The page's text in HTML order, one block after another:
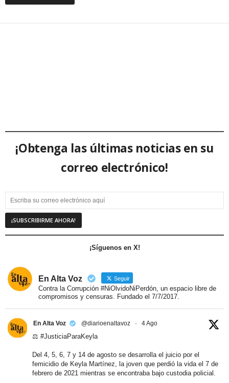
¡Obtenga las últimas noticias en su
correo electrónico!
¡Síguenos en X!
En Alta Voz Seguir
Contra la Corrupción #NiOlvidoNiPerdón, un espacio libre de
compromisos y censuras. Fundado el 7/7/2017.
En Alta Voz @diarioenaltavoz · 4 Ago
⚖️ #JusticiaParaKeyla
Del 4, 5, 6, 7 y 14 de agosto se desarrolla el juicio por el
femicidio de Keyla Martínez, la joven que perdió la vida el 7 de
febrero de 2021 mientras se encontraba bajo custodia policial.